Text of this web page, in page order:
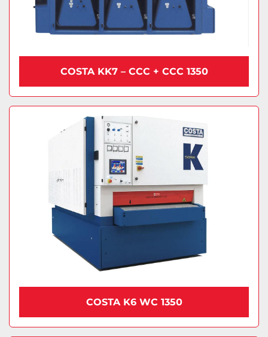
COSTA KK7 – CCC + CCC 1350
COSTA K6 WC 1350